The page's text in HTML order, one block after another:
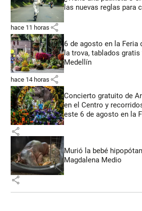
las nuevas reglas para
hace 11 horas share
6 de agosto en la Feria
la trova, tablados
Medellín
hace 14 horas share
Concierto gratuito de
en el Centro y
este 6 de agosto en la
share
Murió la bebé
Magdalena Medio
share